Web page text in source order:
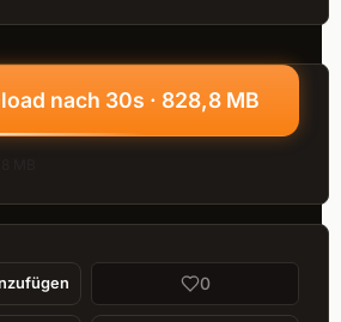
nach 30s · 828,8 MB
0